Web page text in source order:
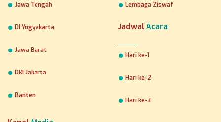
Jawa Tengah
DI Yogyakarta
Jawa Barat
DKI Jakarta
Banten
Lembaga Ziswaf
JadwalAcara
Hari ke-1
Hari ke-2
Hari ke-3